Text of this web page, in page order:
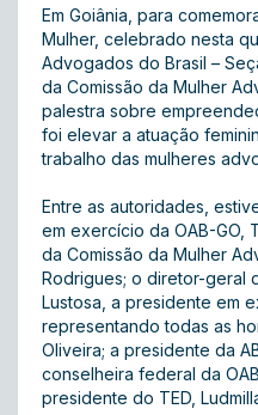
Em Goiânia, para
Mulher, celebrado nesta
Advogados do Brasil –
da Comissão da Mulher
palestra sobre
foi elevar a atuação
trabalho das mulheres
Entre as autoridades,
em exercício da OAB-GO,
da Comissão da Mulher
Rodrigues; o diretor-geral
Lustosa, a presidente em
representando todas as
Oliveira; a presidente da
conselheira federal da
presidente do TED,